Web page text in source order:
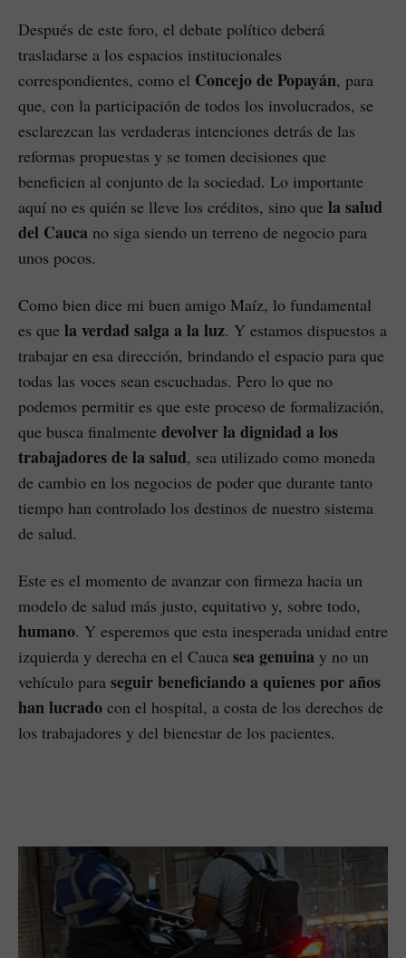
Después de este foro, el debate político deberá
trasladarse a los espacios institucionales
correspondientes, como el Concejo de Popayán, para
que, con la participación de todos los involucrados, se
esclarezcan las verdaderas intenciones detrás de las
reformas propuestas y se tomen decisiones que
beneficien al conjunto de la sociedad. Lo importante
aquí no es quién se lleve los créditos, sino que la salud
del Cauca no siga siendo un terreno de negocio para
unos pocos.
Como bien dice mi buen amigo Maíz, lo fundamental
es que la verdad salga a la luz. Y estamos dispuestos a
trabajar en esa dirección, brindando el espacio para que
todas las voces sean escuchadas. Pero lo que no
podemos permitir es que este proceso de formalización,
que busca finalmente devolver la dignidad a los
trabajadores de la salud, sea utilizado como moneda
de cambio en los negocios de poder que durante tanto
tiempo han controlado los destinos de nuestro sistema
de salud.
Este es el momento de avanzar con firmeza hacia un
modelo de salud más justo, equitativo y, sobre todo,
humano. Y esperemos que esta inesperada unidad entre
izquierda y derecha en el Cauca sea genuina y no un
vehículo para seguir beneficiando a quienes por años
han lucrado con el hospital, a costa de los derechos de
los trabajadores y del bienestar de los pacientes.